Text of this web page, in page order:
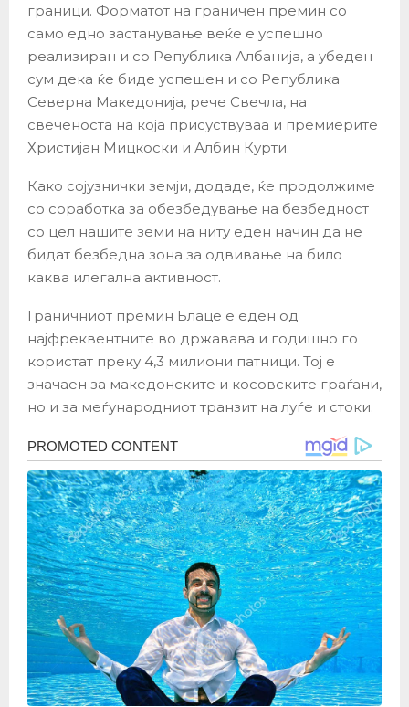
граници. Форматот на граничен премин со
само едно застанување веќе е успешно
реализиран и со Република Албанија, а убеден
сум дека ќе биде успешен и со Република
Северна Македонија, рече Свечла, на
свеченоста на која присуствуваа и премиерите
Христијан Мицкоски и Албин Курти.
Како сојузнички земји, додаде, ќе продолжиме
со соработка за обезбедување на безбедност
со цел нашите земи на ниту еден начин да не
бидат безбедна зона за одвивање на било
каква илегална активност.
Граничниот премин Блаце е еден од
најфреквентните во државава и годишно го
користат преку 4,3 милиони патници. Тој е
значаен за македонските и косовските граѓани,
но и за меѓународниот транзит на луѓе и стоки.